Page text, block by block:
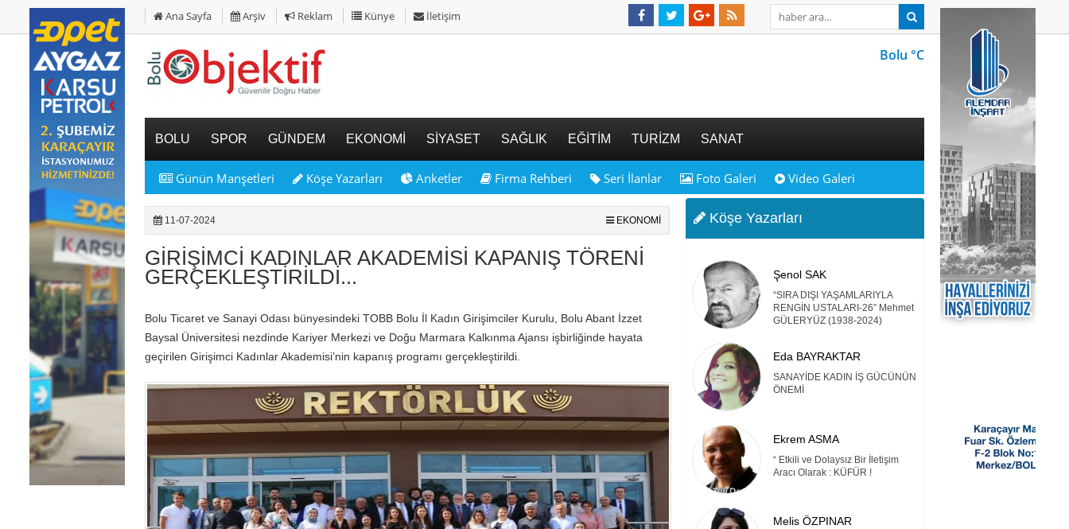
Ana Sayfa Arşiv Reklam Künye İletişim
Bolu °C
BOLU SPOR GÜNDEM EKONOMİ SİYASET SAĞLIK EĞİTİM TURİZM SANAT
Günün Manşetleri Köşe Yazarları Anketler Firma Rehberi Seri İlanlar Foto Galeri Video Galeri
11-07-2024 EKONOMİ
GİRİŞİMCİ KADINLAR AKADEMİSİ KAPANIŞ TÖRENİ
GERÇEKLEŞTİRİLDİ...
Bolu Ticaret ve Sanayi Odası bünyesindeki TOBB Bolu İl Kadın Girişimciler Kurulu, Bolu Abant İzzet
Baysal Üniversitesi nezdinde Kariyer Merkezi ve Doğu Marmara Kalkınma Ajansı işbirliğinde hayata
geçirilen Girişimci Kadınlar Akademisi’nin kapanış programı gerçekleştirildi.
Köşe Yazarları
Şenol SAK
“SIRA DIŞI YAŞAMLARIYLA
RENGİN USTALARI-26” Mehmet
GÜLERYÜZ (1938-2024)
Eda BAYRAKTAR
SANAYİDE KADIN İŞ GÜCÜNÜN
ÖNEMİ
Ekrem ASMA
“ Etkili ve Dolaysız Bir İletişim
Aracı Olarak : KÜFÜR !
Melis ÖZPINAR